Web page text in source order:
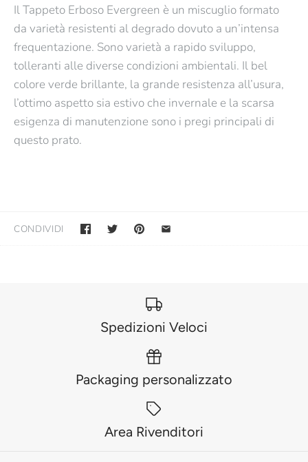
Il Tappeto Erboso Evergreen è un miscuglio formato
da varietà resistenti al degrado dovuto a un’intensa
frequentazione. Sono varietà a rapido sviluppo,
tolleranti alle diverse condizioni ambientali. Il bel
colore verde brillante, la grande resistenza all’usura,
l’ottimo aspetto sia estivo che invernale e la scarsa
esigenza di manutenzione sono i pregi principali di
questo prato.
CONDIVIDI
Spedizioni Veloci
Packaging personalizzato
Area Rivenditori